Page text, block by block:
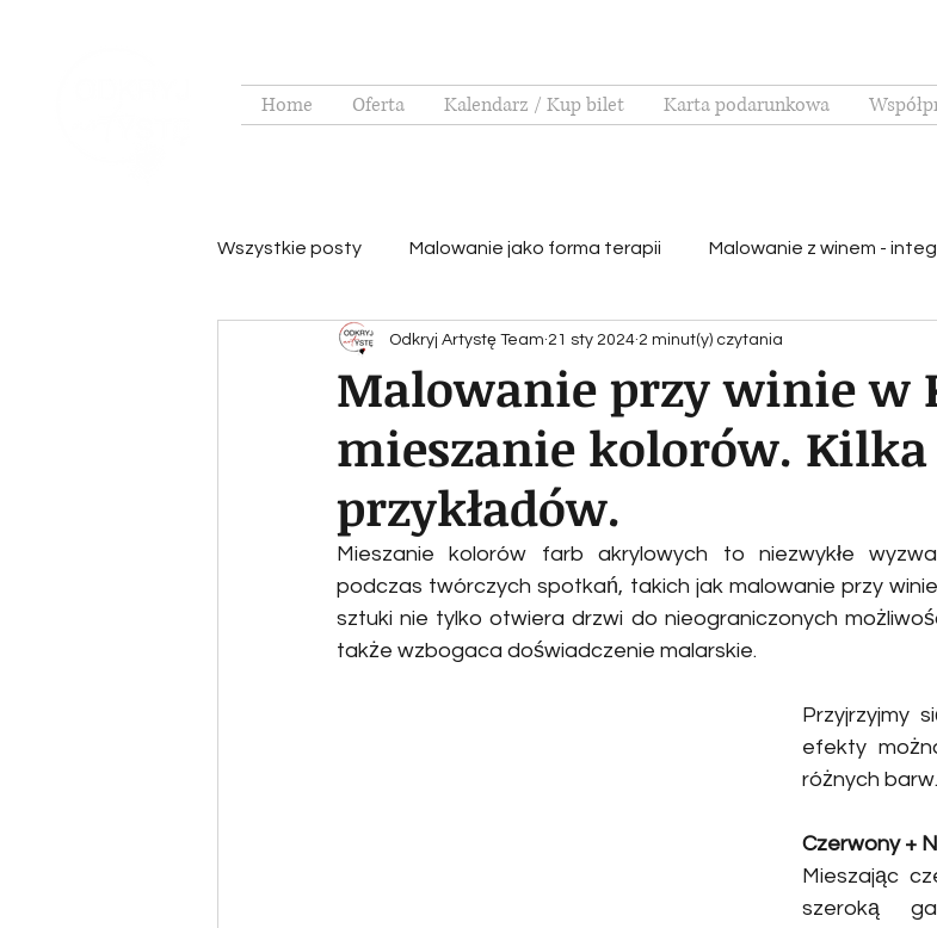
Home Oferta Kalendarz / Kup bilet Karta podarunkowa
Wszystkie posty Malowanie jako forma terapii Malowanie z winem -
Techniki malarstwa akwarelami Mieszanie kolorów
Poznawanie wyjątkowych ludzi Muzyka przy malowaniu Przekąski
Malowanie przy winie w
mieszanie kolorów. Kilka
przykładów.
Odkryj Artystę Team 21 sty 2024 2 minut(y) czytania
Mieszanie kolorów farb akrylowych to niezwykłe
podczas twórczych spotkań, takich jak malowanie przy
sztuki nie tylko otwiera drzwi do nieograniczonych
także wzbogaca doświadczenie malarskie.
Przyjrzyjmy
efekty
różnych barw.
Czerwony +
Mieszając
szeroką